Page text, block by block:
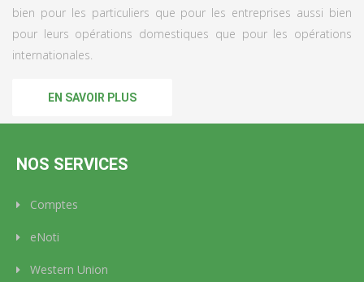
bien pour les particuliers que pour les entreprises aussi bien
pour leurs opérations domestiques que pour les opérations
internationales.
EN SAVOIR PLUS
NOS SERVICES
Comptes
eNoti
Western Union